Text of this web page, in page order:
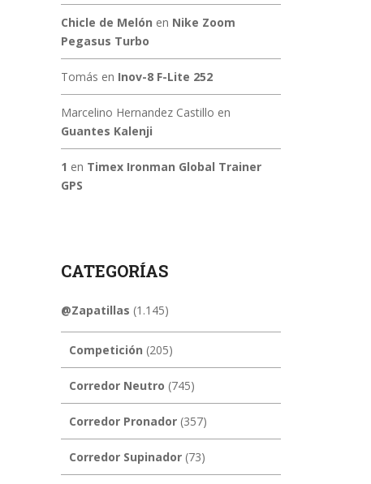
Chicle de Melón en Nike Zoom
Pegasus Turbo
Tomás en Inov-8 F-Lite 252
Marcelino Hernandez Castillo en
Guantes Kalenji
1 en Timex Ironman Global Trainer
GPS
CATEGORÍAS
@Zapatillas (1.145)
Competición (205)
Corredor Neutro (745)
Corredor Pronador(357)
Corredor Supinador(73)